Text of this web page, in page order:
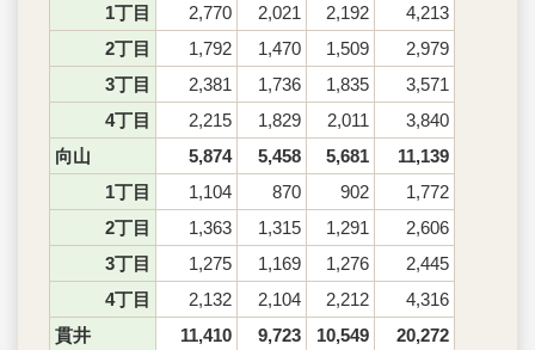
1丁目
2,770 2,021 2,192
4,213
2丁目
1,792 1,470 1,509
2,979
3丁目
2,381 1,736 1,835
3,571
4丁目
2,215 1,829 2,011
3,840
向山
5,874 5,458 5,681
11,139
1丁目
1,104 870 902
1,772
2丁目
1,363 1,315 1,291
2,606
3丁目
1,275 1,169 1,276
2,445
4丁目
2,132 2,104 2,212
4,316
貫井
11,410 9,723 10,549
20,272